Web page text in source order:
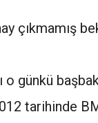
çıkmamış
o günkü
tarihinde